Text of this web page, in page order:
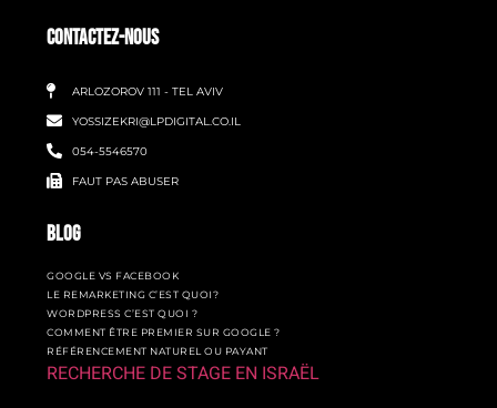
CONTACTEZ-NOUS
ARLOZOROV 111 - TEL AVIV
YOSSIZEKRI@LPDIGITAL.CO.IL
054-5546570
FAUT PAS ABUSER
BLOG
GOOGLE VS FACEBOOK
LE REMARKETING C’EST QUOI?
WORDPRESS C’EST QUOI ?
COMMENT ÊTRE PREMIER SUR GOOGLE ?
RÉFÉRENCEMENT NATUREL OU PAYANT
RECHERCHE DE STAGE EN ISRAËL